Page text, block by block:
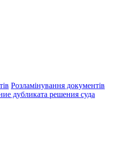
Розламінування документів
дубликата решения суда